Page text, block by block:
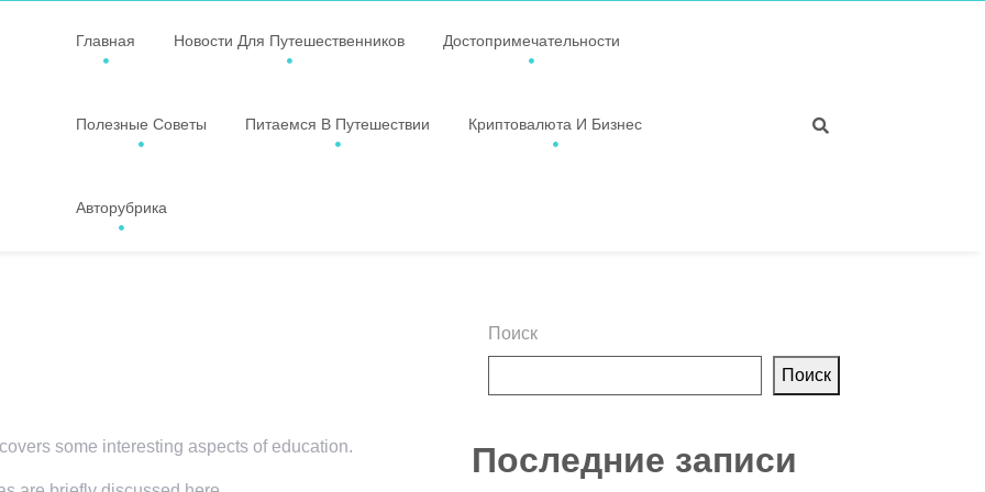
Главная Новости Для Путешественников Достопримечательности
Полезные Советы Питаемся В Путешествии Криптовалюта И Бизнес
Авторубрика
some interesting aspects of education.
Поиск
Поиск
Последние записи